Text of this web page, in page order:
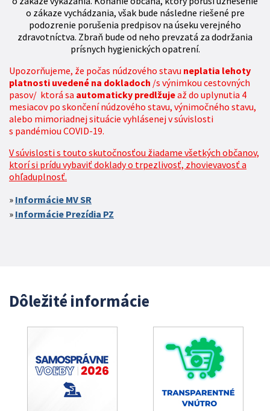
o zákaze vychádzania, však bude následne riešené pre
podozrenie porušenia predpisov na úseku verejného
zdravotníctva. Zbraň bude od neho prevzatá za dodržania
prísnych hygienických opatrení.
Upozorňujeme, že počas núdzového stavu neplatia lehoty
platnosti uvedené na dokladoch /s výnimkou cestovných
pasov/ ktorá sa automaticky predlžujeaž do uplynutia 4
mesiacov po skončení núdzového stavu, výnimočného stavu,
alebo mimoriadnej situácie vyhlásenej v súvislosti
s pandémiou COVID-19.
V súvislosti s touto skutočnosťou žiadame všetkých občanov,
ktorí si prídu vybaviť doklady o trpezlivosť, zhovievavosť a
ohľaduplnosť.
Informácie MV SR
Informácie Prezídia PZ
Dôležité informácie